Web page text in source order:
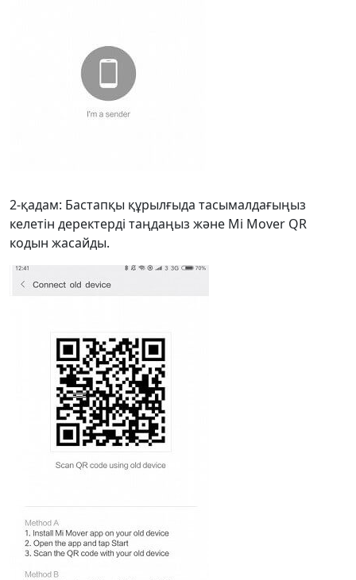
2-қадам: Бастапқы құрылғыда тасымалдағыңыз
келетін деректерді таңдаңыз және Mi Mover QR
кодын жасайды.